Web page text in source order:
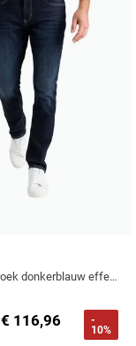
spijkerbroek donkerblauw effen denim, katoen
€ 116,96
-
10%